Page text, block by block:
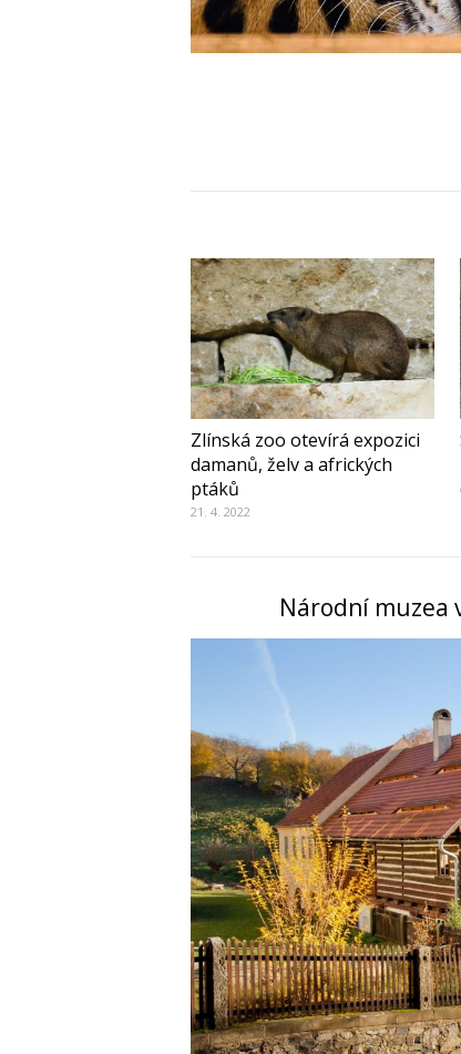
Zlínská zoo otevírá expozici
damanů, želv a afrických
ptáků
21. 4. 2022
Národní muzea